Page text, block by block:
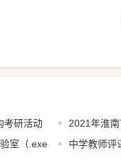
考研活动
2021年淮
试题及其视频
室（.exe 中学教师评